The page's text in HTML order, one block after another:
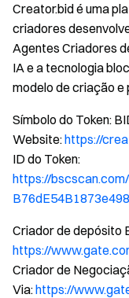
Creator.bid é uma
criadores
Agentes Criadores
IA e a tecnologia
modelo de criação
Símbolo do Token:
Website:https://
ID do Token:
https://
Criador de depósito
https://
Criador de
Via:https://